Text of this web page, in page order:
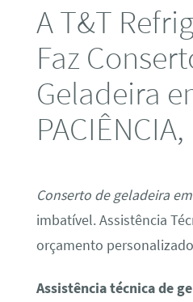
A T&T
Faz
Geladeira
PACIÊNCIA,
Conserto de geladeira
imbatível. Assistência
orçamento
Assistência técnica de